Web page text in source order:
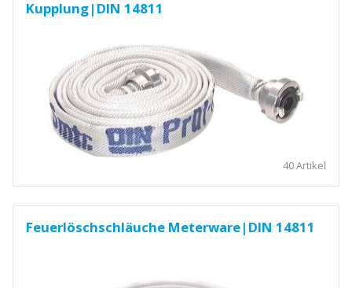
Kupplung|DIN 14811
40 Artikel
Feuerlöschschläuche Meterware|DIN 14811